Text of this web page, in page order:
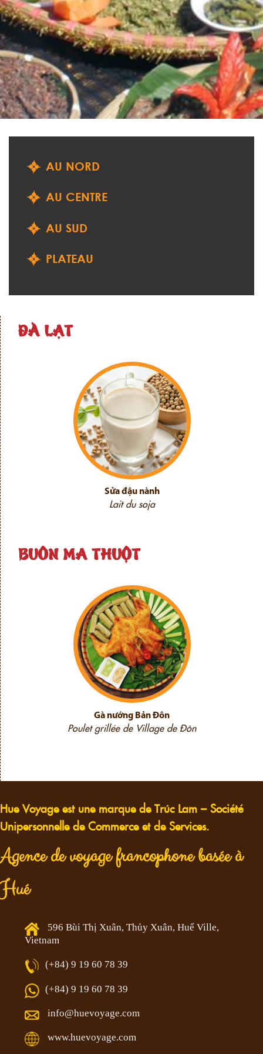
AU NORD
AU CENTRE
AU SUD
PLATEAU
ĐÀ LẠT
Sửa đậu nành
Lait du soja
BUÔN MA THUỘT
Gà nướng Bản Đôn
Poulet grillée de Village de Đôn
Hue Voyage est une marque de Trúc Lam – Société
Unipersonnelle de Commerce et de Services.
Agence de voyage francophone basée à
Hué
596 Bùi Thị Xuân, Thủy Xuân, Huế Ville,
Vietnam
(+84) 9 19 60 78 39
(+84) 9 19 60 78 39
info@huevoyage.com
www.huevoyage.com